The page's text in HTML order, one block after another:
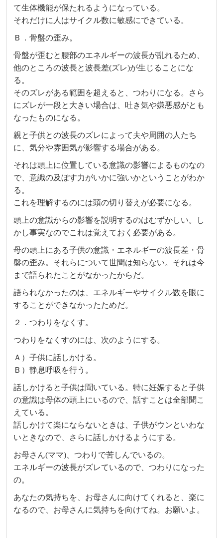
て生体機能が保たれるようになっている。
それだけに人はサイクル数に敏感にできている。
Ｂ．骨盤の歪み。
骨盤が歪むと腰部のエネルギーの波長が乱れるため、
他のところの波長と波長差(ズレ)が生じることにな
る。
そのズレがある範囲を超えると、つわりになる。さら
にズレが一段と大きい場合は、吐き気や嫌悪感がとも
なったものになる。
親と子供との波長のズレによって夫や周囲の人たち
に、気分や雰囲気が影響する場合がある。
それは頭上に位置している意識の影響によるものなの
で、意識の及ぼす力がいかに強いかということがわか
る。
これを理解するのには頭の切り替えが必要になる。
頭上の意識からの影響を説明するのはむずかしい。し
かし事実なのでこれは覚えておく必要がある。
母の頭上にある子供の意識・エネルギーの波長差・骨
盤の歪み。それらについて世間は知らない。それは今
まで語られたことがなかったからだ。
語られなかったのは、エネルギーやサイクル数を眼に
することができなかったためだ。
２．つわりをなくす。
つわりをなくすのには、次のようにする。
Ａ）子供に話しかける。
Ｂ）静息呼吸を行う。
話しかけると子供は聞いている。特に妊娠すると子供
の意識は母体の頭上にいるので、話すことは全部聞こ
えている。
話しかけて楽にならないときは、子供がウンといわな
いときなので、さらに話しかけるようにする。
お母さん(ママ)、つわりで苦しんでいるの。
エネルギーの波長がズレているので、つわりになった
の。
あなたの気持ちを、お母さんに向けてくれると、楽に
なるので、お母さんに気持ちを向けてね。お願いよ。